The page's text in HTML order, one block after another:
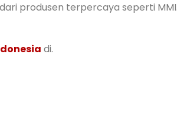
produsen terpercaya seperti MMI.
di.